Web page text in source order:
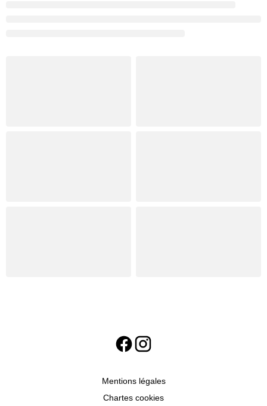
Mentions légales
Chartes cookies